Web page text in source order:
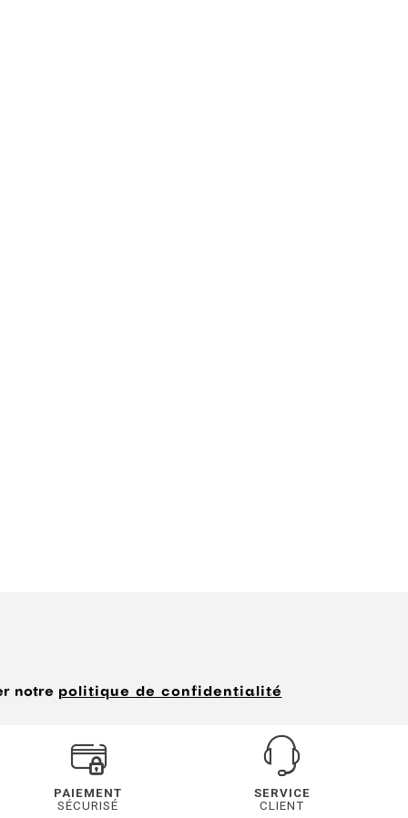
notre politique de confidentialité
PAIEMENT
SÉCURISÉ
SERVICE
CLIENT